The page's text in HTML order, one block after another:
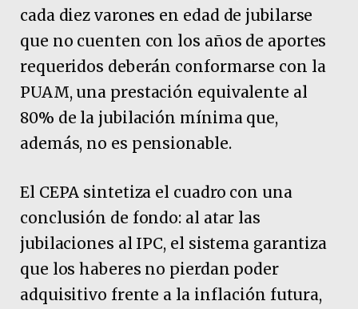
cada diez varones en edad de jubilarse
que no cuenten con los años de aportes
requeridos deberán conformarse con la
PUAM, una prestación equivalente al
80% de la jubilación mínima que,
además, no es pensionable.
El CEPA sintetiza el cuadro con una
conclusión de fondo: al atar las
jubilaciones al IPC, el sistema garantiza
que los haberes no pierdan poder
adquisitivo frente a la inflación futura,